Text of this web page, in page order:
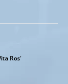
Ros'